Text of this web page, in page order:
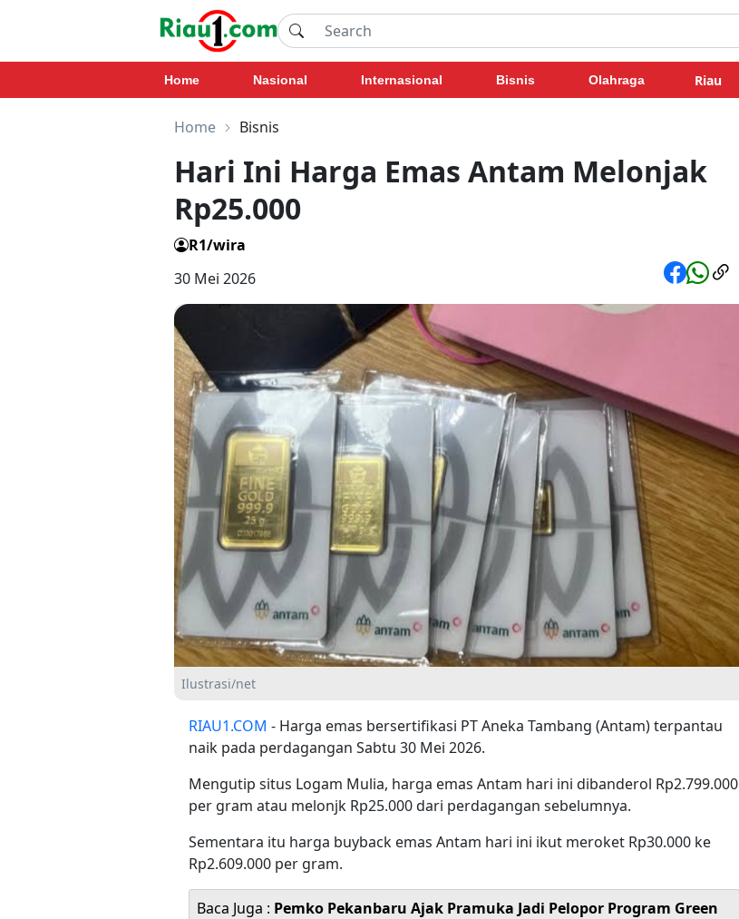
Home Nasional Internasional Bisnis Olahraga Riau
Home Bisnis
Hari Ini Harga Emas Antam Melonjak
Rp25.000
R1/wira
30 Mei 2026
Ilustrasi/net
RIAU1.COM - Harga emas bersertifikasi PT Aneka Tambang (Antam) terpantau
naik pada perdagangan Sabtu 30 Mei 2026.
Mengutip situs Logam Mulia, harga emas Antam hari ini dibanderol Rp2.799.000
per gram atau melonjk Rp25.000 dari perdagangan sebelumnya.
Sementara itu harga buyback emas Antam hari ini ikut meroket Rp30.000 ke
Rp2.609.000 per gram.
Baca Juga : Pemko Pekanbaru Ajak Pramuka Jadi Pelopor Program Green